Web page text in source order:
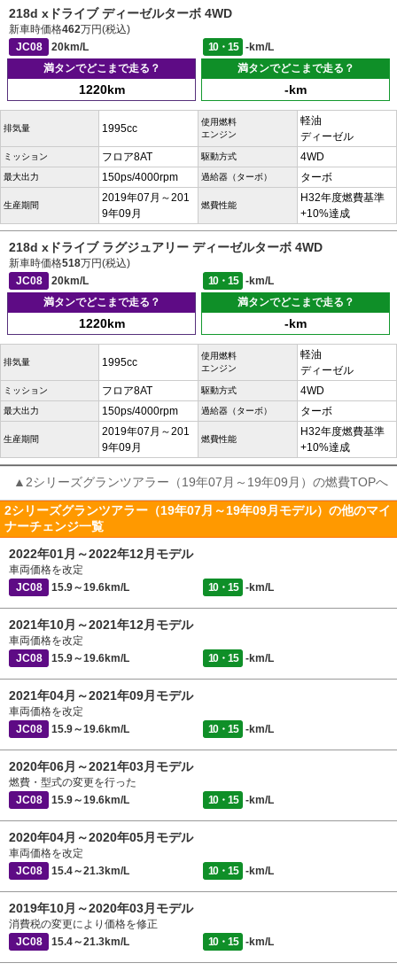
218d xドライブ ディーゼルターボ 4WD
新車時価格462万円(税込)
JC08
20km/L 10・15
-km/L
満タンでどこまで走る？
1220km
満タンでどこまで走る？
-km
排気量 1995cc
使用燃料
エンジン
軽油
ディーゼル
ミッション フロア8AT 駆動方式 4WD
最大出力 150ps/4000rpm 過給器（ターボ） ターボ
生産期間
2019年07月～201
9年09月
燃費性能
H32年度燃費基準
+10%達成
218d xドライブ ラグジュアリー ディーゼルターボ 4WD
新車時価格518万円(税込)
JC08
20km/L 10・15
-km/L
満タンでどこまで走る？
1220km
満タンでどこまで走る？
-km
排気量 1995cc
使用燃料
エンジン
軽油
ディーゼル
ミッション フロア8AT 駆動方式 4WD
最大出力 150ps/4000rpm 過給器（ターボ） ターボ
生産期間
2019年07月～201
9年09月
燃費性能
H32年度燃費基準
+10%達成
▲2シリーズグランツアラー（19年07月～19年09月）の燃費TOPへ
2シリーズグランツアラー（19年07月～19年09月モデル）の他のマイ
ナーチェンジ一覧
2022年01月～2022年12月モデル
車両価格を改定
JC08
15.9～19.6km/L 10・15 -km/L
2021年10月～2021年12月モデル
車両価格を改定
JC08
15.9～19.6km/L 10・15 -km/L
2021年04月～2021年09月モデル
車両価格を改定
JC08
15.9～19.6km/L 10・15 -km/L
2020年06月～2021年03月モデル
燃費・型式の変更を行った
JC08
15.9～19.6km/L 10・15 -km/L
2020年04月～2020年05月モデル
車両価格を改定
JC08
15.4～21.3km/L 10・15 -km/L
2019年10月～2020年03月モデル
消費税の変更により価格を修正
JC08
15.4～21.3km/L 10・15 -km/L